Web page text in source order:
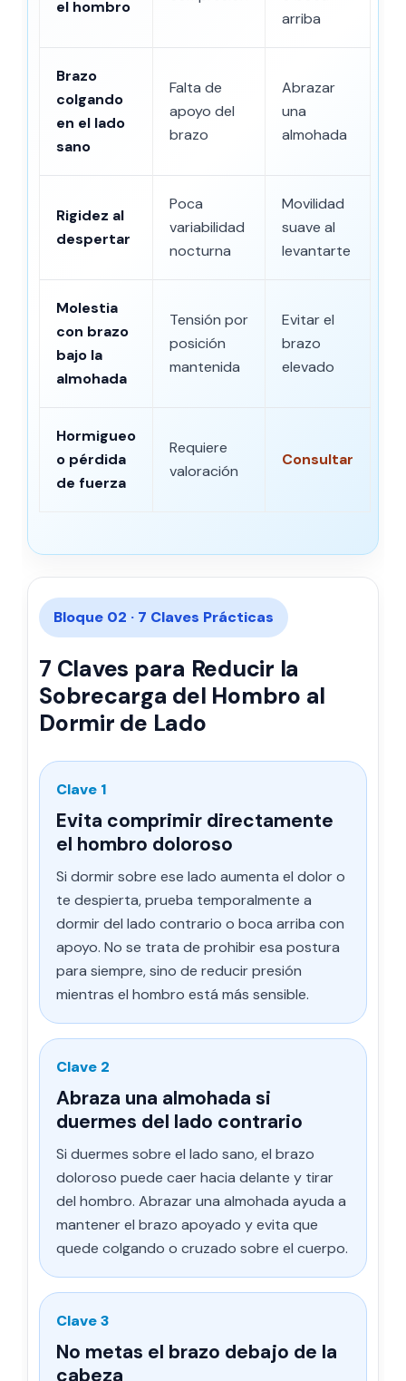
el hombro
arriba
Brazo
colgando
en el lado
sano
Falta de
apoyo del
brazo
Abrazar
una
almohada
Rigidez al
despertar
Poca
variabilidad
nocturna
Movilidad
suave al
levantarte
Molestia
con brazo
bajo la
almohada
Tensión por
posición
mantenida
Evitar el
brazo
elevado
Hormigueo
o pérdida
de fuerza
Requiere
valoración
Consultar
Bloque 02 · 7 Claves Prácticas
7 Claves para Reducir la
Sobrecarga del Hombro al
Dormir de Lado
Clave 1
Evita comprimir directamente
el hombro doloroso
Si dormir sobre ese lado aumenta el dolor o
te despierta, prueba temporalmente a
dormir del lado contrario o boca arriba con
apoyo. No se trata de prohibir esa postura
para siempre, sino de reducir presión
mientras el hombro está más sensible.
Clave 2
Abraza una almohada si
duermes del lado contrario
Si duermes sobre el lado sano, el brazo
doloroso puede caer hacia delante y tirar
del hombro. Abrazar una almohada ayuda a
mantener el brazo apoyado y evita que
quede colgando o cruzado sobre el cuerpo.
Clave 3
No metas el brazo debajo de la